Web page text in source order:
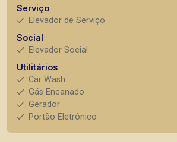
Serviço
Elevador de Serviço
Social
Elevador Social
Utilitários
Car Wash
Gás Encanado
Gerador
Portão Eletrônico